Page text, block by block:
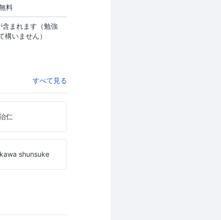
料
まれます（勉強
いません）
すべて見る
仁
shunsuke